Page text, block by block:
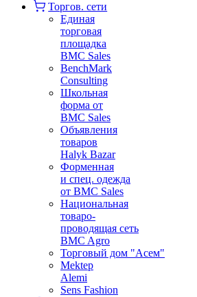
Торгов. сети
Единая
торговая
площадка
BMC Sales
BenchMark
Consulting
Школьная
форма от
BMC Sales
Объявления
товаров
Halyk Bazar
Форменная
и спец. одежда
от BMC Sales
Национальная
товаро-
проводящая сеть
BMC Agro
Торговый дом "Асем"
Mektep
Alemi
Sens Fashion